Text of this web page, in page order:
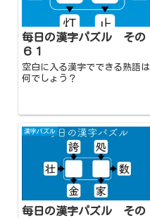
毎日の漢字パズル その
６１
空白に入る漢字でできる熟語は
何でしょう？
漢字パズル
毎日の漢字パズル その